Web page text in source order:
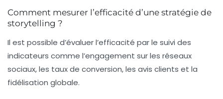
Comment mesurer l’efficacité d’une stratégie de
storytelling ?
Il est possible d’évaluer l’efficacité par le suivi des
indicateurs comme l’engagement sur les réseaux
sociaux, les taux de conversion, les avis clients et la
fidélisation globale.